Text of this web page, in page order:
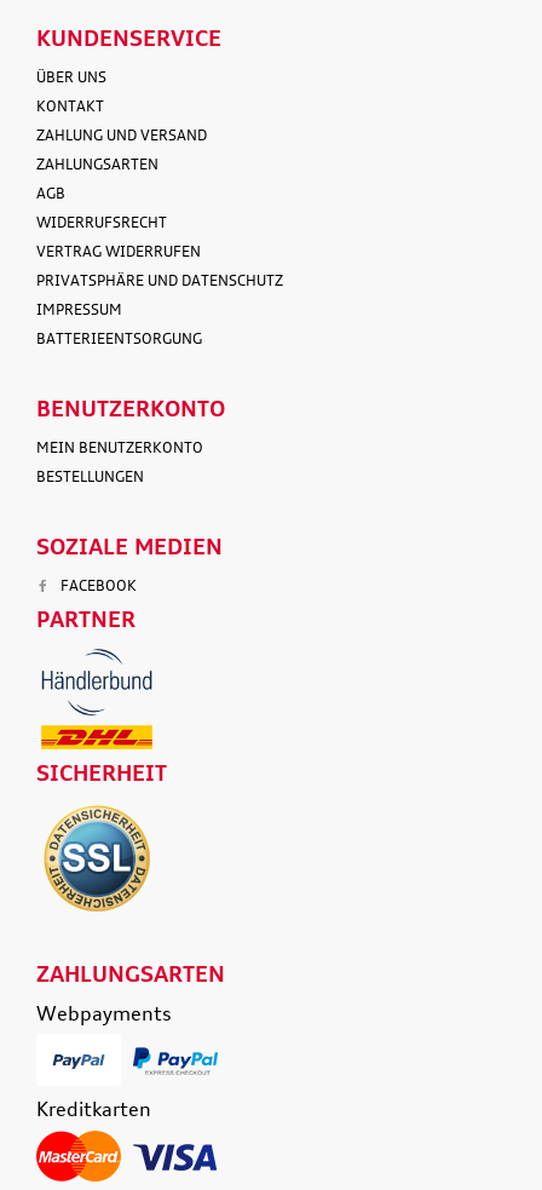
KUNDENSERVICE
ÜBER UNS
KONTAKT
ZAHLUNG UND VERSAND
ZAHLUNGSARTEN
AGB
WIDERRUFSRECHT
VERTRAG WIDERRUFEN
PRIVATSPHÄRE UND DATENSCHUTZ
IMPRESSUM
BATTERIEENTSORGUNG
BENUTZERKONTO
MEIN BENUTZERKONTO
BESTELLUNGEN
SOZIALE MEDIEN
FACEBOOK
PARTNER
SICHERHEIT
ZAHLUNGSARTEN
Webpayments
Kreditkarten